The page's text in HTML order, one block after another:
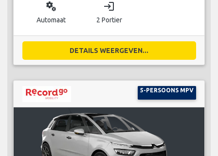
miscellaneous_services
Automaat
login
2 Portier
DETAILS WEERGEVEN...
5-PERSOONS MPV